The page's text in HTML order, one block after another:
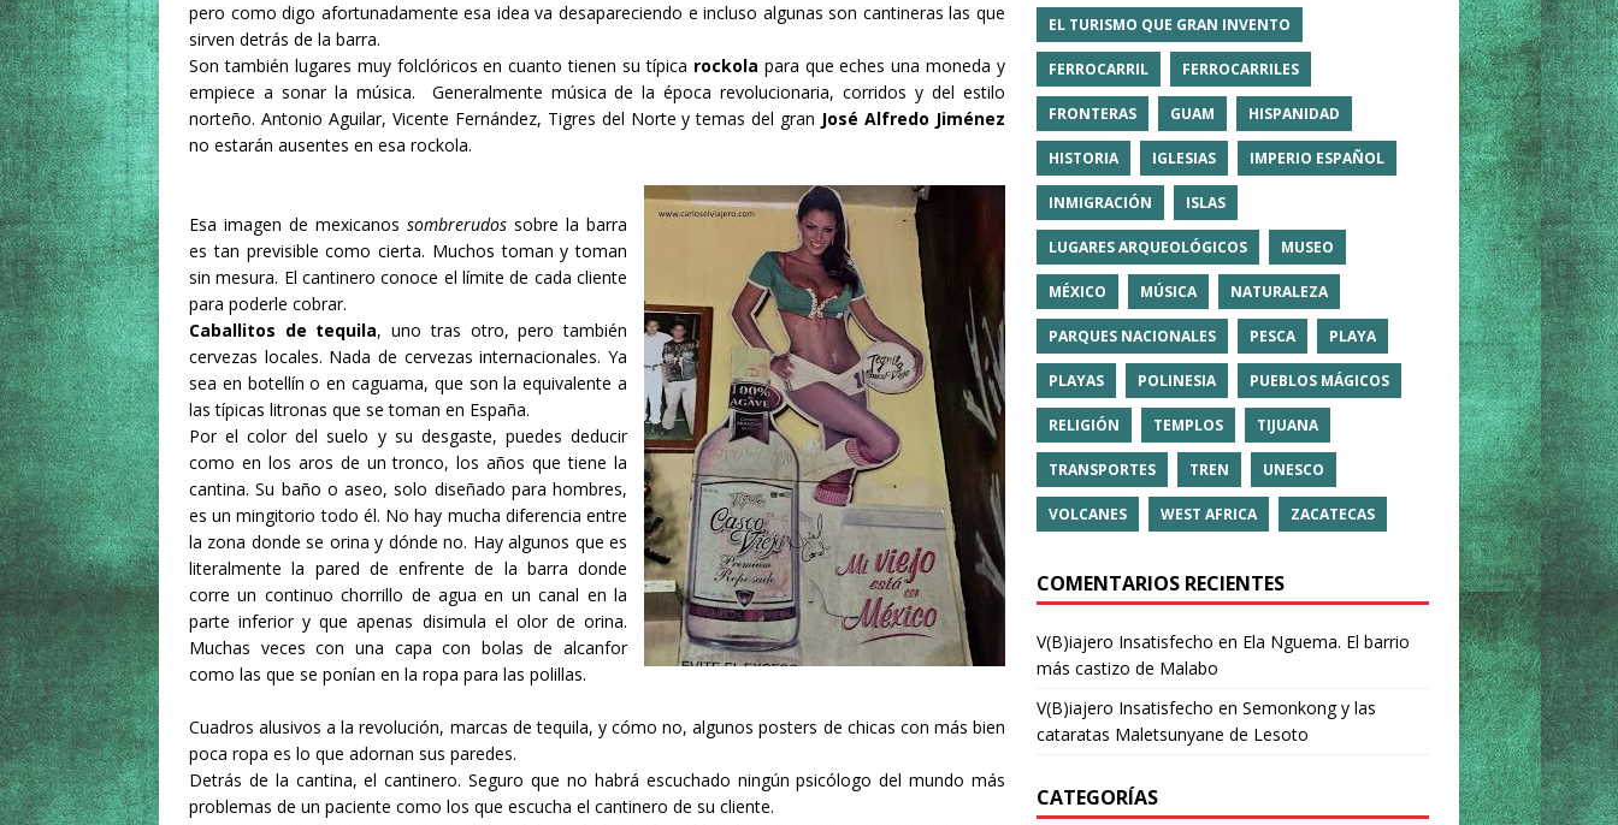
pero como digo afortunadamente esa idea va desapareciendo e incluso algunas son cantineras las que
sirven detrás de la barra.
Son también lugares muy folclóricos en cuanto tienen su típica rockola para que eches una moneda y
empiece a sonar la música. Generalmente música de la época revolucionaria, corridos y del estilo
norteño. Antonio Aguilar, Vicente Fernández, Tigres del Norte y temas del gran José Alfredo Jiménez
no estarán ausentes en esa rockola.
Esa imagen de mexicanossombrerudos sobre la barra
es tan previsible como cierta. Muchos toman y toman
sin mesura. El cantinero conoce el límite de cada cliente
para poderle cobrar.
Caballitos de tequila, uno tras otro, pero también
cervezas locales. Nada de cervezas internacionales. Ya
sea en botellín o en caguama, que son la equivalente a
las típicas litronas que se toman en España.
Por el color del suelo y su desgaste, puedes deducir
como en los aros de un tronco, los años que tiene la
cantina. Su baño o aseo, solo diseñado para hombres,
es un mingitorio todo él. No hay mucha diferencia entre
la zona donde se orina y dónde no. Hay algunos que es
literalmente la pared de enfrente de la barra donde
corre un continuo chorrillo de agua en un canal en la
parte inferior y que apenas disimula el olor de orina.
Muchas veces con una capa con bolas de alcanfor
como las que se ponían en la ropa para las polillas.
Cuadros alusivos a la revolución, marcas de tequila, y cómo no, algunos posters de chicas con más bien
poca ropa es lo que adornan sus paredes.
Detrás de la cantina, el cantinero. Seguro que no habrá escuchado ningún psicólogo del mundo más
problemas de un paciente como los que escucha el cantinero de su cliente.
EL TURISMO QUE GRAN INVENTO
FERROCARRIL FERROCARRILES
FRONTERAS GUAM HISPANIDAD
HISTORIA IGLESIAS IMPERIO ESPAÑOL
INMIGRACIÓN ISLAS
LUGARES ARQUEOLÓGICOS MUSEO
MÉXICO MÚSICA NATURALEZA
PARQUES NACIONALES PESCA PLAYA
PLAYAS POLINESIA PUEBLOS MÁGICOS
RELIGIÓN TEMPLOS TIJUANA
TRANSPORTES TREN UNESCO
VOLCANES WEST AFRICA ZACATECAS
COMENTARIOS RECIENTES
V(B)iajero Insatisfecho en Ela Nguema. El barrio
más castizo de Malabo
V(B)iajero Insatisfecho en Semonkong y las
cataratas Maletsunyane de Lesoto
CATEGORÍAS